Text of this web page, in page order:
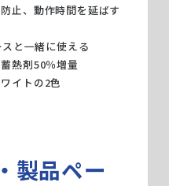
止、動作時間を延ばす
と一緒に使える
熱剤50％増量
イトの2色
製品ペー